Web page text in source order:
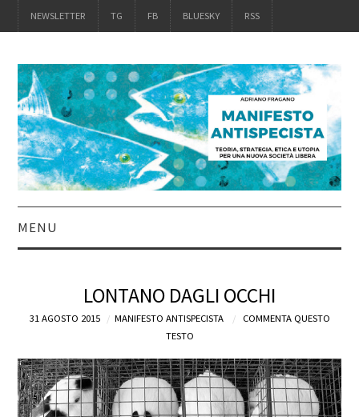
NEWSLETTER TG FB BLUESKY RSS
MENU
IL LIBRO
DEFINIZIONI
LONTANO DAGLI OCCHI
31 AGOSTO 2015 MANIFESTO ANTISPECISTA
COMMENTA QUESTO
TESTO